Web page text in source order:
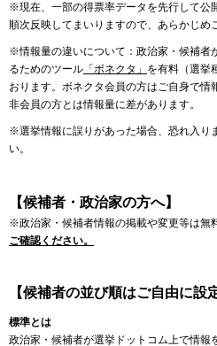
※現在、一部の得票率データを先行して公
順次反映してまいりますので、あらかじめ
※情報量の違いについて：政治家・候補者
るためのツール 「ボネクタ」 を有料（選挙
おります。ボネクタ会員の方はご自身で情
非会員の方とは情報量に差があります。
※選挙情報に誤りがあった場合、恐れ入り
い。
【候補者・政治家の方へ】
※政治家・候補者情報の掲載や変更等は無
ご確認ください。
【候補者の並び順はご自由に設
標準とは
政治家・候補者が選挙ドットコム上で情報